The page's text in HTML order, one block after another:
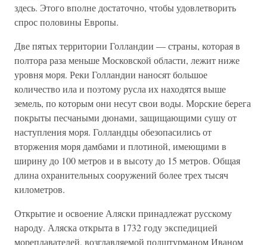
здесь. Этого вполне достаточно, чтобы удовлетворить
спрос половины Европы.
Две пятых территории Голландии — страны, которая в
полтора раза меньше Московской области, лежит ниже
уровня моря. Реки Голландии наносят большое
количество ила и поэтому русла их находятся выше
земель, по которым они несут свои воды. Морские берега
покрыты песчаными дюнами, защищающими сушу от
наступления моря. Голландцы обезопасились от
вторжения моря дамбами и плотиной, имеющими в
ширину до 100 метров и в высоту до 15 метров. Общая
длина охранительных сооружений более трех тысяч
километров.
Открытие и освоение Аляски принадлежат русскому
народу. Аляска открыта в 1732 году экспедицией
мореплавателей, возглавляемой подштурманом Иваном